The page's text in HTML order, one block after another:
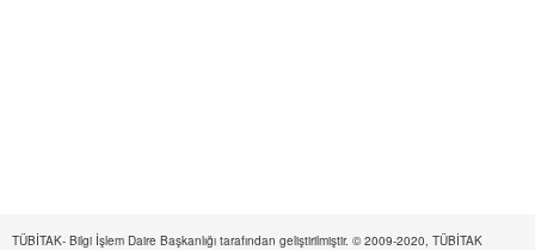
TÜBİTAK- Bilgi İşlem Daire Başkanlığı tarafından geliştirilmiştir. © 2009-2020, TÜBİTAK